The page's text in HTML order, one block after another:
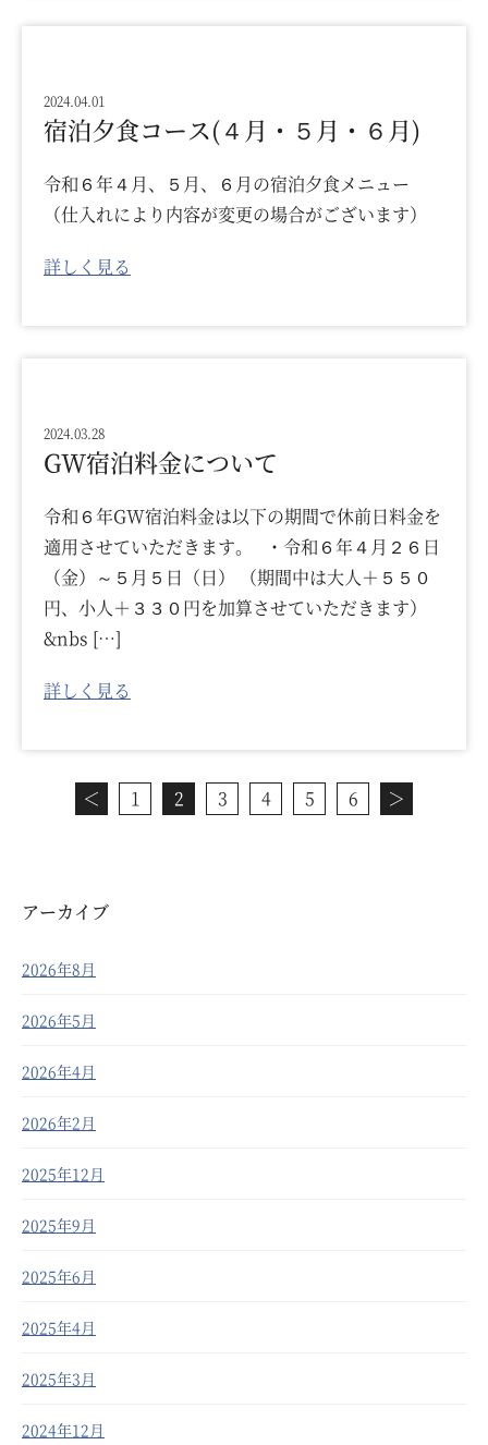
2024.04.01
宿泊夕食コース(４月・５月・６月)
令和６年４月、５月、６月の宿泊夕食メニュー
（仕入れにより内容が変更の場合がございます）
詳しく見る
2024.03.28
GW宿泊料金について
令和６年GW宿泊料金は以下の期間で休前日料金を
適用させていただきます。 ・令和６年４月２６日
（金）～５月５日（日） （期間中は大人＋５５０
円、小人＋３３０円を加算させていただきます）
&nbs […]
詳しく見る
＜ 1 2 3 4 5 6 ＞
アーカイブ
2026年8月
2026年5月
2026年4月
2026年2月
2025年12月
2025年9月
2025年6月
2025年4月
2025年3月
2024年12月